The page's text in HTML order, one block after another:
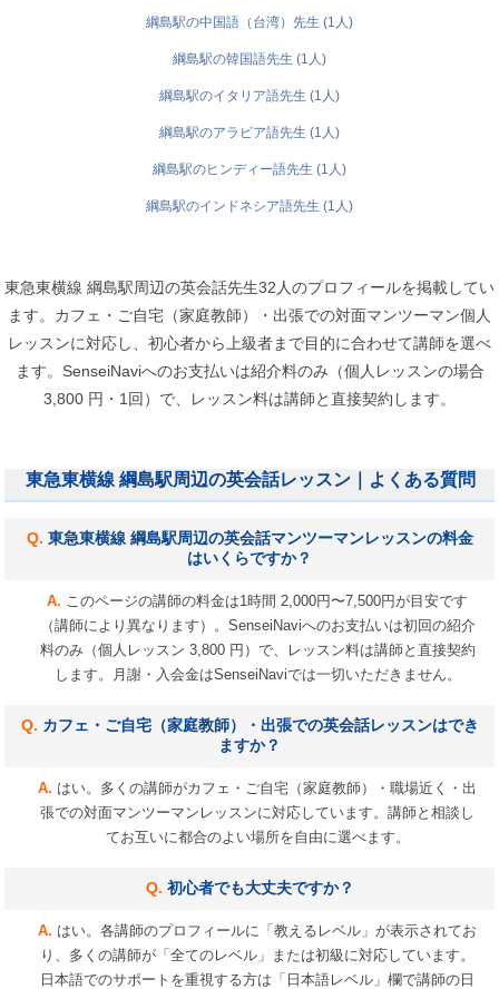
綱島駅の中国語（台湾）先生 (1人)
綱島駅の韓国語先生 (1人)
綱島駅のイタリア語先生 (1人)
綱島駅のアラビア語先生 (1人)
綱島駅のヒンディー語先生 (1人)
綱島駅のインドネシア語先生 (1人)
東急東横線 綱島駅周辺の英会話先生32人のプロフィールを掲載してい
ます。カフェ・ご自宅（家庭教師）・出張での対面マンツーマン個人
レッスンに対応し、初心者から上級者まで目的に合わせて講師を選べ
ます。SenseiNaviへのお支払いは紹介料のみ（個人レッスンの場合
3,800 円・1回）で、レッスン料は講師と直接契約します。
東急東横線 綱島駅周辺の英会話レッスン｜よくある質問
東急東横線 綱島駅周辺の英会話マンツーマンレッスンの料金
はいくらですか？
このページの講師の料金は1時間 2,000円〜7,500円が目安です
（講師により異なります）。SenseiNaviへのお支払いは初回の紹介
料のみ（個人レッスン 3,800 円）で、レッスン料は講師と直接契約
します。月謝・入会金はSenseiNaviでは一切いただきません。
カフェ・ご自宅（家庭教師）・出張での英会話レッスンはでき
ますか？
はい。多くの講師がカフェ・ご自宅（家庭教師）・職場近く・出
張での対面マンツーマンレッスンに対応しています。講師と相談し
てお互いに都合のよい場所を自由に選べます。
初心者でも大丈夫ですか？
はい。各講師のプロフィールに「教えるレベル」が表示されてお
り、多くの講師が「全てのレベル」または初級に対応しています。
日本語でのサポートを重視する方は「日本語レベル」欄で講師の日